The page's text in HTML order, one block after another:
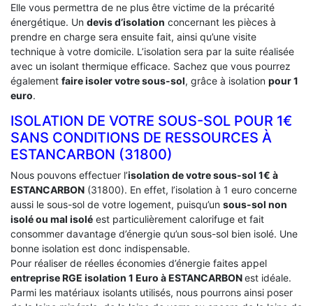
Elle vous permettra de ne plus être victime de la précarité
énergétique. Un devis d’isolation concernant les pièces à
prendre en charge sera ensuite fait, ainsi qu’une visite
technique à votre domicile. L’isolation sera par la suite réalisée
avec un isolant thermique efficace. Sachez que vous pourrez
également faire isoler votre sous-sol, grâce à isolation pour 1
euro.
ISOLATION DE VOTRE SOUS-SOL POUR 1€
SANS CONDITIONS DE RESSOURCES À
‎ESTANCARBON (31800)
Nous pouvons effectuer l’isolation de votre sous-sol 1€ à
ESTANCARBON (31800). En effet, l’isolation à 1 euro concerne
aussi le sous-sol de votre logement, puisqu’un sous-sol non
isolé ou mal isolé est particulièrement calorifuge et fait
consommer davantage d’énergie qu’un sous-sol bien isolé. Une
bonne isolation est donc indispensable.
Pour réaliser de réelles économies d’énergie faites appel
entreprise RGE isolation 1 Euro à ESTANCARBONest idéale.
Parmi les matériaux isolants utilisés, nous pourrons ainsi poser